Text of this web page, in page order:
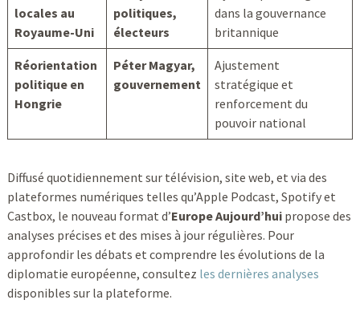
locales au
Royaume-Uni
politiques,
électeurs
dans la gouvernance
britannique
Réorientation
politique en
Hongrie
Péter Magyar,
gouvernement
Ajustement
stratégique et
renforcement du
pouvoir national
Diffusé quotidiennement sur télévision, site web, et via des
plateformes numériques telles qu’Apple Podcast, Spotify et
Castbox, le nouveau format d’Europe Aujourd’huipropose des
analyses précises et des mises à jour régulières. Pour
approfondir les débats et comprendre les évolutions de la
diplomatie européenne, consultez les dernières analyses
disponibles sur la plateforme.